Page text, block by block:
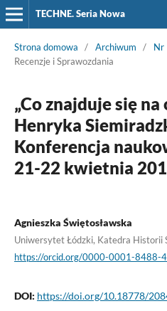
TECHNE. Seria Nowa
Strona domowa / Archiwum / Nr
Recenzje i Sprawozdania
„Co znajduje się na
Henryka
Konferencja
21-22 kwietnia
Agnieszka Świętosławska
Uniwersytet Łódzki, Katedra Historii
https://orcid.org/0000-0001-8488-
DOI: https://doi.org/10.18778/